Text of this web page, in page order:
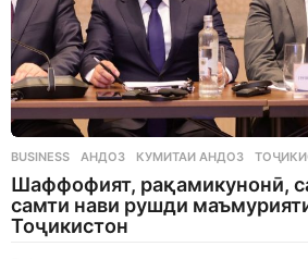
BUSINESS АНДОЗ ,КУМИТАИ АНДОЗ ,
Шаффофият, рақамикунонӣ,
самти нави рушди
Тоҷикистон